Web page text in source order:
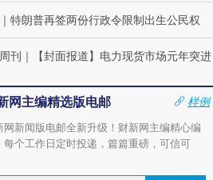
｜ 特朗普再签两份行政令限制出生公民权
刊 ｜ 【封面报道】电力现货市场元年突进
网主编精选版电邮
样例
网新闻版电邮全新升级！财新网主编精心编
每个工作日定时投递，篇篇重磅，可信可